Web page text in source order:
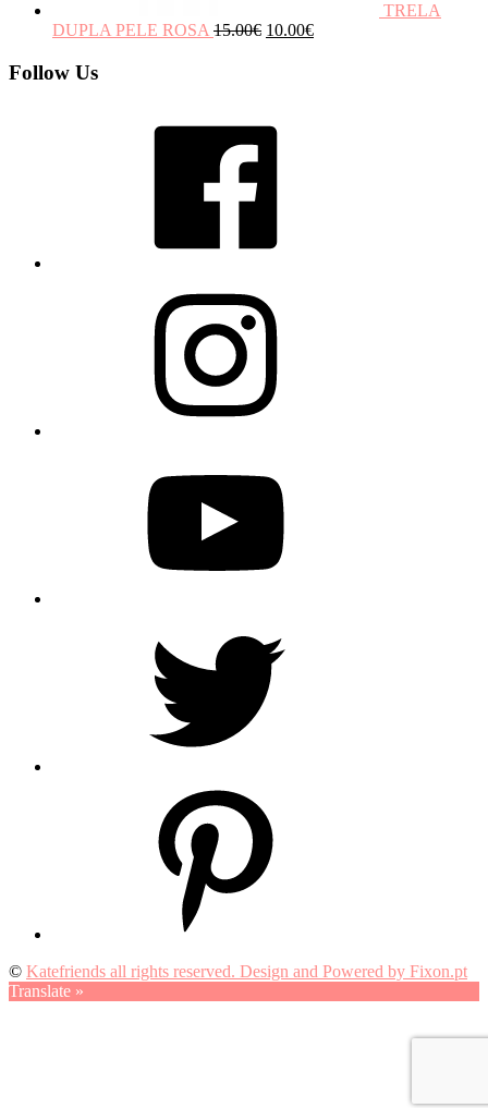
TRELA
DUPLA PELE ROSA 15.00€ 10.00€
Follow Us
© Katefriends all rights reserved. Design and Powered by Fixon.pt
Translate »